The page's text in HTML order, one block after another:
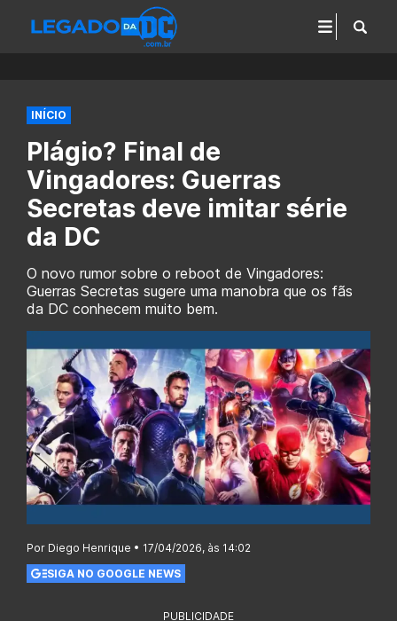
INÍCIO
Plágio? Final de
Vingadores: Guerras
Secretas deve imitar série
da DC
O novo rumor sobre o reboot de Vingadores:
Guerras Secretas sugere uma manobra que os fãs
da DC conhecem muito bem.
Por Diego Henrique • 17/04/2026, às 14:02
SIGA NO GOOGLE NEWS
PUBLICIDADE